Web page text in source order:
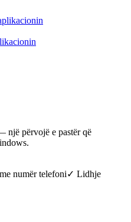
një përvojë e pastër që
numër telefoni✓ Lidhje